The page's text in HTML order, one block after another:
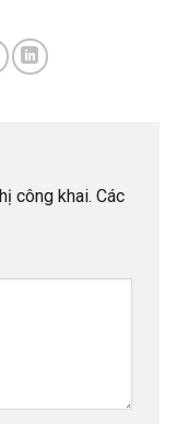
công khai. Các